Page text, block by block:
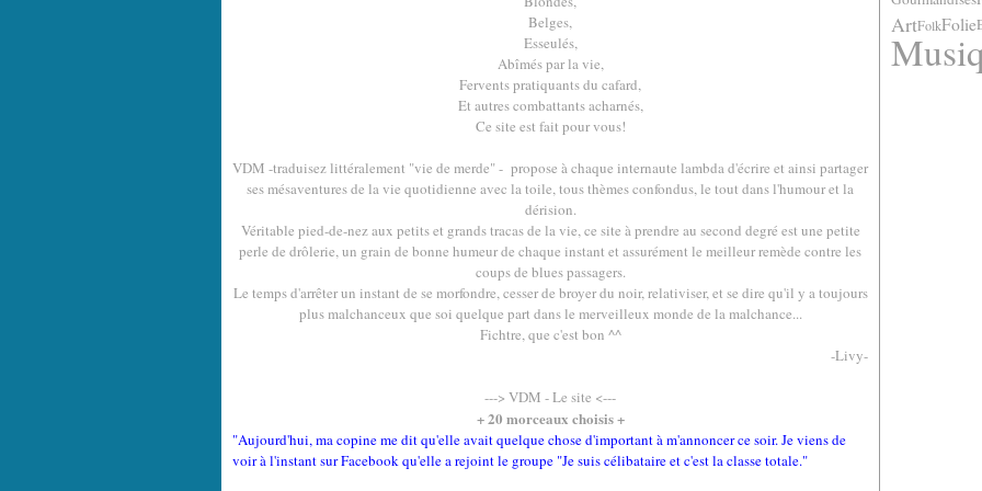
Belges,
Esseulés,
Abîmés par la vie,
Fervents pratiquants du cafard,
Et autres combattants acharnés,
Ce site est fait pour vous!
VDM -traduisez littéralement "vie de merde" - propose à chaque internaute lambda d'écrire et ainsi partager
ses mésaventures de la vie quotidienne avec la toile, tous thèmes confondus, le tout dans l'humour et la
dérision.
Véritable pied-de-nez aux petits et grands tracas de la vie, ce site à prendre au second degré est une petite
perle de drôlerie, un grain de bonne humeur de chaque instant et assurément le meilleur remède contre les
coups de blues passagers.
Le temps d'arrêter un instant de se morfondre, cesser de broyer du noir, relativiser, et se dire qu'il y a toujours
plus malchanceux que soi quelque part dans le merveilleux monde de la malchance...
Fichtre, que c'est bon ^^
-Livy-
---> VDM - Le site <---
+ 20 morceaux choisis +
"Aujourd'hui, ma copine me dit qu'elle avait quelque chose d'important à m'annoncer ce soir. Je viens de
voir à l'instant sur Facebook qu'elle a rejoint le groupe "Je suis célibataire et c'est la classe totale."
ArtFolkFolie